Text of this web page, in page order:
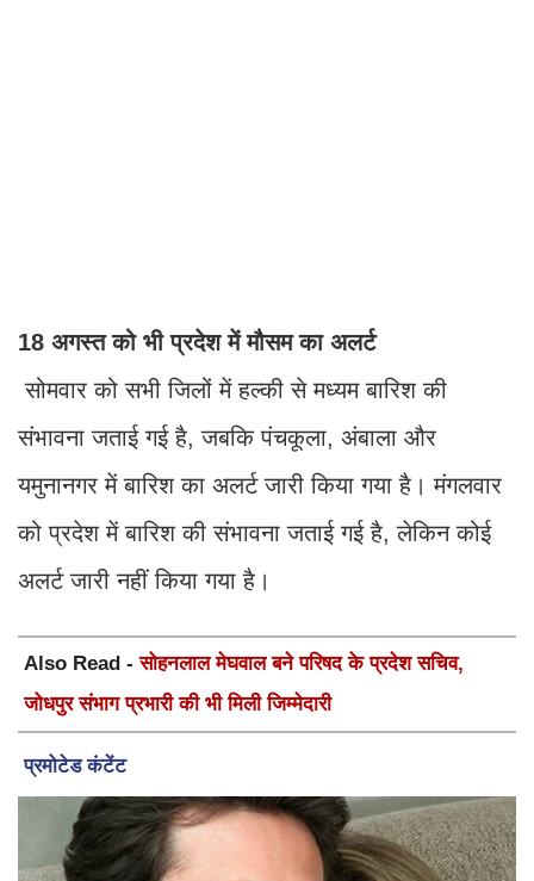
18 अगस्त को भी प्रदेश में मौसम का अलर्ट
सोमवार को सभी जिलों में हल्की से मध्यम बारिश की
संभावना जताई गई है, जबकि पंचकूला, अंबाला और
यमुनानगर में बारिश का अलर्ट जारी किया गया है। मंगलवार
को प्रदेश में बारिश की संभावना जताई गई है, लेकिन कोई
अलर्ट जारी नहीं किया गया है।
Also Read -सोहनलाल मेघवाल बने परिषद के प्रदेश सचिव,
जोधपुर संभाग प्रभारी की भी मिली जिम्मेदारी